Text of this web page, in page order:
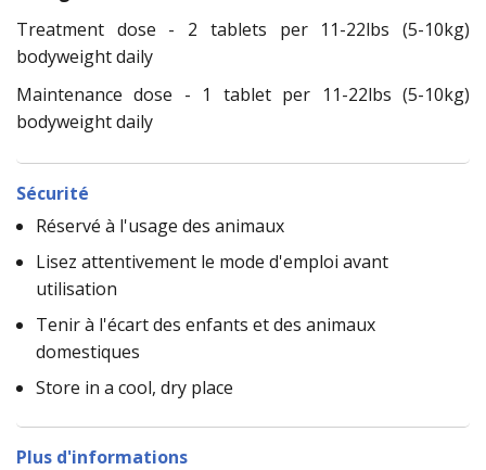
Treatment dose - 2 tablets per 11-22lbs (5-10kg)
bodyweight daily
Maintenance dose - 1 tablet per 11-22lbs (5-10kg)
bodyweight daily
Sécurité
Réservé à l'usage des animaux
Lisez attentivement le mode d'emploi avant
utilisation
Tenir à l'écart des enfants et des animaux
domestiques
Store in a cool, dry place
Plus d'informations